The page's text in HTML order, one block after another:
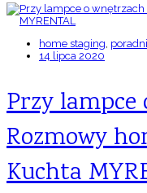
home staging,
14 lipca 2020
Przy lampce
Rozmowy
Kuchta